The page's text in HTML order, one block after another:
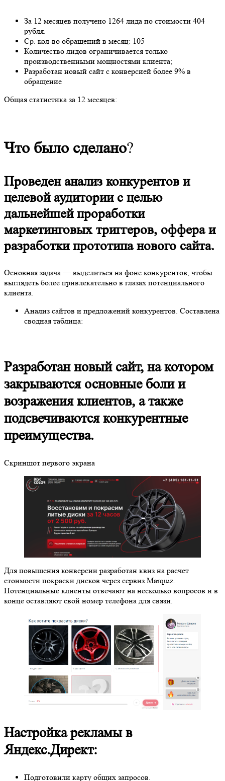
За 12 месяцев получено 1264 лида по стоимости 404
рубля.
Ср. кол-во обращений в месяц: 105
Количество лидов ограничивается только
производственными мощностями клиента;
Разработан новый сайт с конверсией более 9% в
обращение
Общая статистика за 12 месяцев:
Что было сделано?
Проведен анализ конкурентов и
целевой аудитории с целью
дальнейшей проработки
маркетинговых триггеров, оффера и
разработки прототипа нового сайта.
Основная задача — выделиться на фоне конкурентов, чтобы
выглядеть более привлекательно в глазах потенциального
клиента.
Анализ сайтов и предложений конкурентов. Составлена
сводная таблица:
Разработан новый сайт, на котором
закрываются основные боли и
возражения клиентов, а также
подсвечиваются конкурентные
преимущества.
Скриншот первого экрана
Для повышения конверсии разработан квиз на расчет
стоимости покраски дисков через сервиз Marquiz.
Потенциальные клиенты отвечают на несколько вопросов и в
конце оставляют свой номер телефона для связи.
Настройка рекламы в
Яндекс.Директ:
Подготовили карту общих запросов.